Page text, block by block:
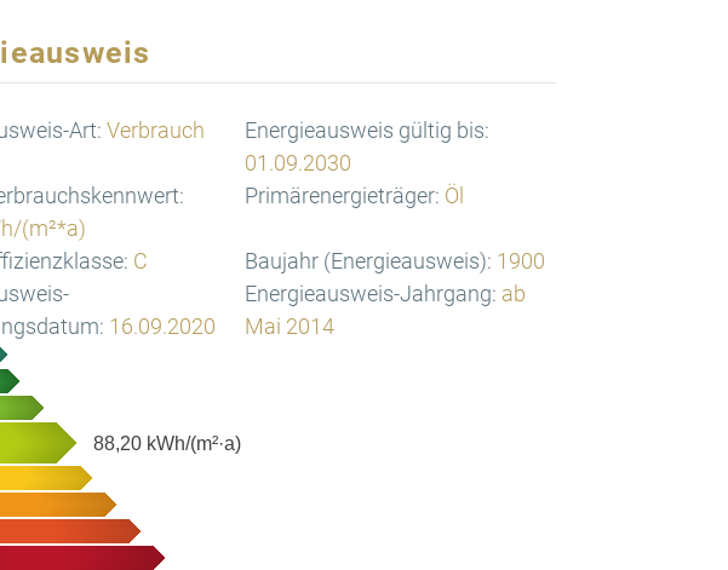
Art: Verbrauch
Energieausweis gültig bis:
01.09.2030
(m²*a)
Primärenergieträger: Öl
C Baujahr (Energieausweis): 1900
16.09.2020
Energieausweis-Jahrgang: ab
Mai 2014
88,20 kWh/(m²·a)